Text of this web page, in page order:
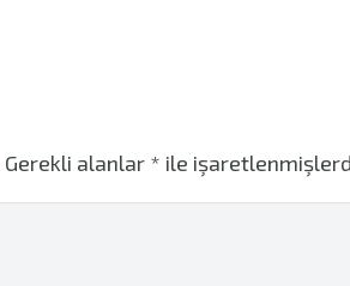
Gerekli alanlar * ile